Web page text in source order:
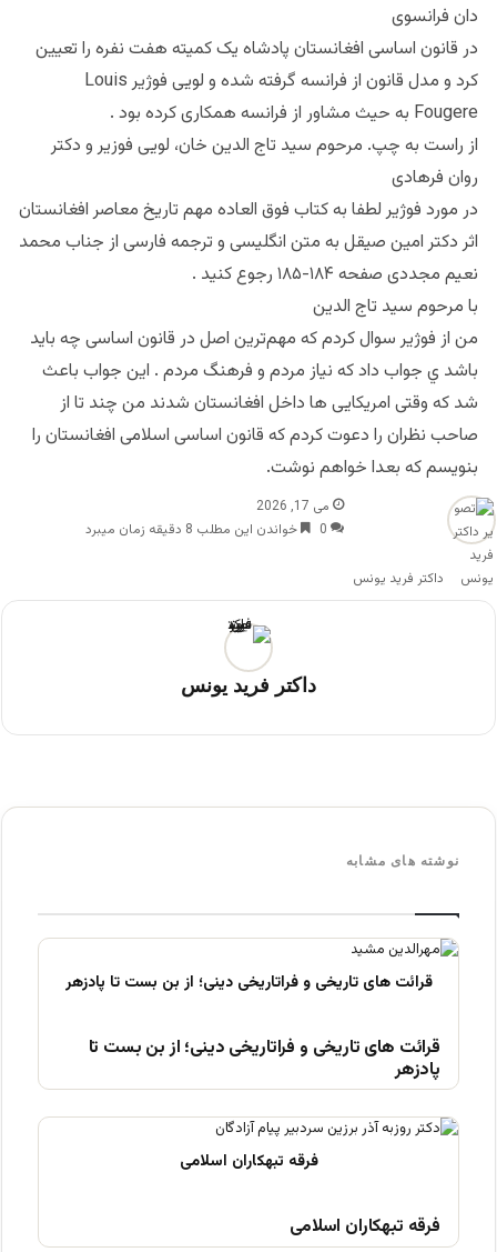
دان فرانسوی
در قانون اساسی افغانستان پادشاه یک کمیته هفت نفره را تعیین
کرد و مدل قانون از فرانسه گرفته شده و لویی فوژیر Louis
Fougere به حیث مشاور از فرانسه همکاری کرده بود .
از راست به چپ. مرحوم سید تاج الدین خان، لویی فوزیر و دکتر
روان فرهادی
در مورد فوژیر لطفا به کتاب فوق العاده مهم تاریخ معاصر افغانستان
اثر دکتر امین صیقل به متن انگلیسی و ترجمه فارسی از جناب محمد
نعیم مجددی صفحه ۱۸۴-۱۸۵ رجوع کنید .
با مرحوم سید تاج الدین
من از فوژیر سوال کردم که مهم‌ترین اصل در قانون اساسی چه باید
باشد ي جواب داد که نیاز مردم و فرهنگ مردم . این جواب باعث
شد که وقتی امریکایی ها داخل افغانستان شدند من چند تا از
صاحب نظران را دعوت کردم که قانون اساسی اسلامی افغانستان را
بنویسم که بعدا خواهم نوشت.
داکتر فرید یونس
می 17, 2026
0
خواندن این مطلب 8 دقیقه زمان میبرد
داکتر فرید یونس
نوشته های مشابه
قرائت های تاریخی و فراتاریخی دینی؛ از بن بست تا
پادزهر
فرقه تبهکاران اسلامی